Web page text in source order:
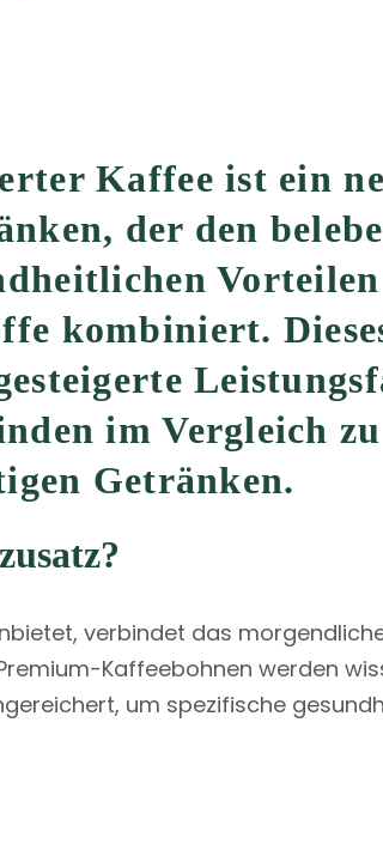
Kaffee ist ein
der den
Vorteilen
kombiniert.
im Vergleich zu
Getränken.
verbindet das
Kaffeebohnen werden
um spezifische